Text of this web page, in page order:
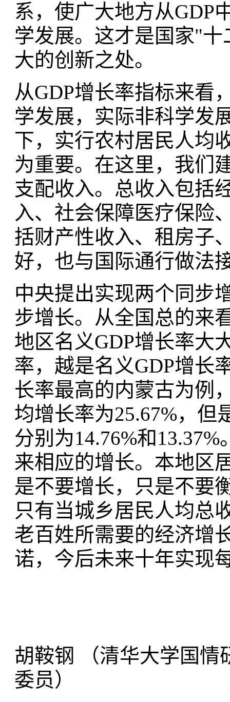
系，使广大地方从GDP
学发展。这才是国家"
大的创新之处。
从GDP增长率指标来看
学发展，实际非科学发
下，实行农村居民人均
为重要。在这里，我们
支配收入。总收入包括
入、社会保障医疗保险
括财产性收入、租房子
好，也与国际通行做法
中央提出实现两个同步
步增长。从全国总的来
地区名义GDP增长率大
率，越是名义GDP增长
长率最高的内蒙古为例
均增长率为25.67%，但
分别为14.76%和
来相应的增长。本地区
是不要增长，只是不要
只有当城乡居民人均总
老百姓所需要的经济增
诺，今后未来十年实现
胡鞍钢 （清华大学国情
委员）